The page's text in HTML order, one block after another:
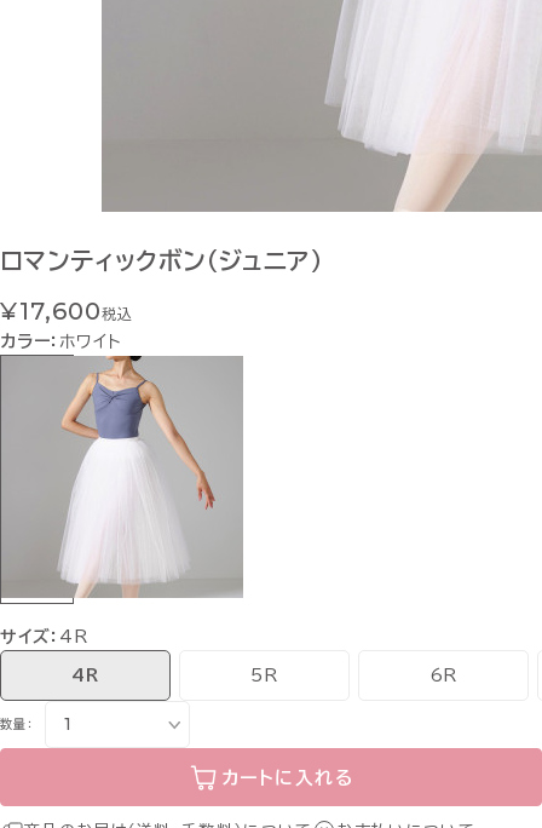
ロマンティックボン（ジュニア）
¥17,600税込
カラー： ホワイト
サイズ： 4R
4R 5R 6R
数量：
カートに入れる